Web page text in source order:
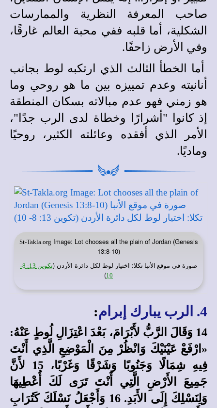
صاحب المعرفة النظرية والممارسات
الشكلية، أما قلبه ففي محبة العالم غارقًا،
وفي الأرض زاحفًا.
أما الخطأ الثالث الذي ارتكبه لوط بجانب
أنانيته وعدم تمييزه بين ما هو روحي وما
هو زمني فهو عدم مبالاته بسكان المنطقة
إذ كانوا "أشرارًا وخطاة لدى الرب جدًا"،
الأمر الذي أفقده وعائلته الكثير، روحيًا
وماديًا.
St-Takla.org Image: Lot chooses all the plain of Jordan (Genesis
13:8-10)
صورة في موقع الأنبا تكلا: اختيار لوط لكل دائرة الأردن (
تكوين 13: 8-
10
)
4. الرب يبارك إبرام :
14 وَقَالَ الرَّبُّ لأَبْرَامَ، بَعْدَ اعْتِزَالِ لُوطٍ عَنْهُ:
«ارْفَعْ عَيْنَيْكَ وَانْظُرْ مِنَ الْمَوْضِعِ الَّذِي أَنْتَ
فِيهِ شِمَالًا وَجَنُوبًا وَشَرْقًا وَغَرْبًا، 15 لأَنَّ
جَمِيعَ الأَرْضِ الَّتِي أَنْتَ تَرَى لَكَ أُعْطِيهَا
وَلِنَسْلِكَ إِلَى الأَبَدِ. 16 وَأَجْعَلُ نَسْلَكَ كَتُرَابِ